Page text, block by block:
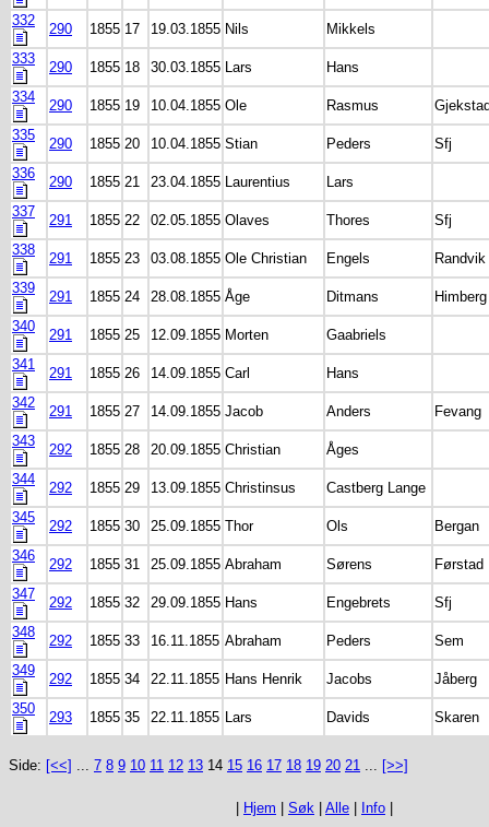
332
290 1855 17 19.03.1855 Nils
Mikkels
333
290 1855 18 30.03.1855 Lars
Hans
334
290 1855 19 10.04.1855 Ole Rasmus
335
290 1855 20 10.04.1855 Stian Peders
Sfj
336
290 1855 21 23.04.1855 Laurentius
Lars
337
291 1855 22 02.05.1855 Olaves Thores
Sfj
338
291 1855 23 03.08.1855 Ole Christian Engels
Randvik
339
291 1855 24 28.08.1855 Åge Ditmans
Himberg
340
291 1855 25 12.09.1855 Morten
Gaabriels
341
291 1855 26 14.09.1855 Carl
Hans
342
291 1855 27 14.09.1855 Jacob Anders
Fevang
343
292 1855 28 20.09.1855 Christian
Åges
344
292 1855 29 13.09.1855 Christinsus
Castberg Lange
345
292 1855 30 25.09.1855 Thor Ols
Bergan
346
292 1855 31 25.09.1855 Abraham Sørens
Førstad
347
292 1855 32 29.09.1855 Hans Engebrets
Sfj
348
292 1855 33 16.11.1855 Abraham Peders
Sem
349
292 1855 34 22.11.1855 Hans Henrik Jacobs
Jåberg
350
293 1855 35 22.11.1855 Lars Davids Skaren
Side: [<<] ... 7 8 9 10 11 12 13 14 15 16 17 18 19 20 21 ... [>>]
Hjem Søk Alle Info